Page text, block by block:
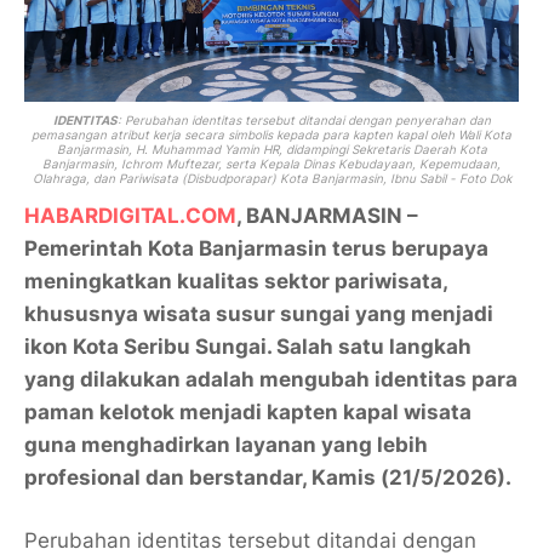
IDENTITAS: Perubahan identitas tersebut ditandai dengan penyerahan dan
pemasangan atribut kerja secara simbolis kepada para kapten kapal oleh Wali Kota
Banjarmasin, H. Muhammad Yamin HR, didampingi Sekretaris Daerah Kota
Banjarmasin, Ichrom Muftezar, serta Kepala Dinas Kebudayaan, Kepemudaan,
Olahraga, dan Pariwisata (Disbudporapar) Kota Banjarmasin, Ibnu Sabil - Foto Dok
HABARDIGITAL.COM, BANJARMASIN –
Pemerintah Kota Banjarmasin terus berupaya
meningkatkan kualitas sektor pariwisata,
khususnya wisata susur sungai yang menjadi
ikon Kota Seribu Sungai. Salah satu langkah
yang dilakukan adalah mengubah identitas para
paman kelotok menjadi kapten kapal wisata
guna menghadirkan layanan yang lebih
profesional dan berstandar, Kamis (21/5/2026).
Perubahan identitas tersebut ditandai dengan